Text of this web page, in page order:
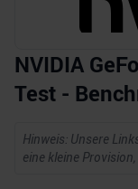
NVIDIA
Test -
Hinweis: Unsere
eine kleine